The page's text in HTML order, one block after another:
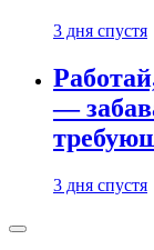
3 дня спустя
—
3 дня спустя